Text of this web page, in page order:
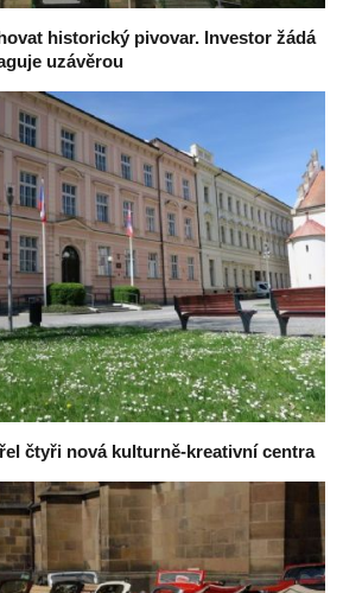
historický pivovar. Investor žádá
uzávěrou
čtyři nová kulturně-kreativní centra